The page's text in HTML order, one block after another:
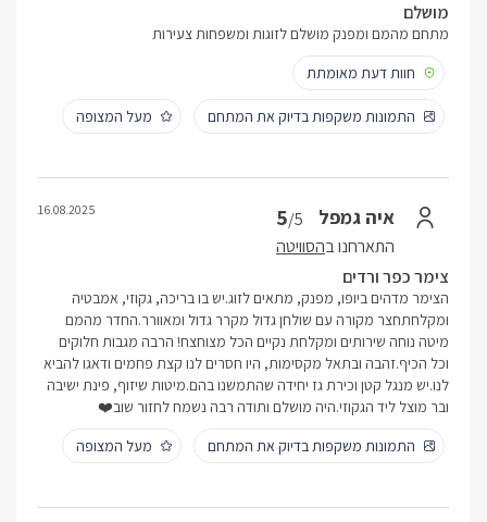
מושלם
מתחם מהמם ומפנק מושלם לזוגות ומשפחות צעירות
חוות דעת מאומתת
התמונות משקפות בדיוק את המתחם מעל המצופה
איה גמפל 5/5
התארחנו בהסוויטה
16.08.2025
צימר כפר ורדים
הצימר מדהים ביופו, מפנק, מתאים לזוג.יש בו בריכה, גקוזי, אמבטיה
ומקלחתחצר מקורה עם שולחן גדול מקרר גדול ומאוורר.החדר מהמם
מיטה נוחה שירותים ומקלחת נקיים הכל מצוחצח! הרבה מגבות חלוקים
וכל הכיף.זהבה ובתאל מקסימות, היו חסרים לנו קצת פחמים ודאגו להביא
לנו.יש מנגל קטן וכירת גז יחידה שהתמשנו בהם.מיטות שיזוף, פינת ישיבה
ובר מוצל ליד הגקוזי.היה מושלם ותודה רבה נשמח לחזור שוב❤️
התמונות משקפות בדיוק את המתחם
מעל המצופה